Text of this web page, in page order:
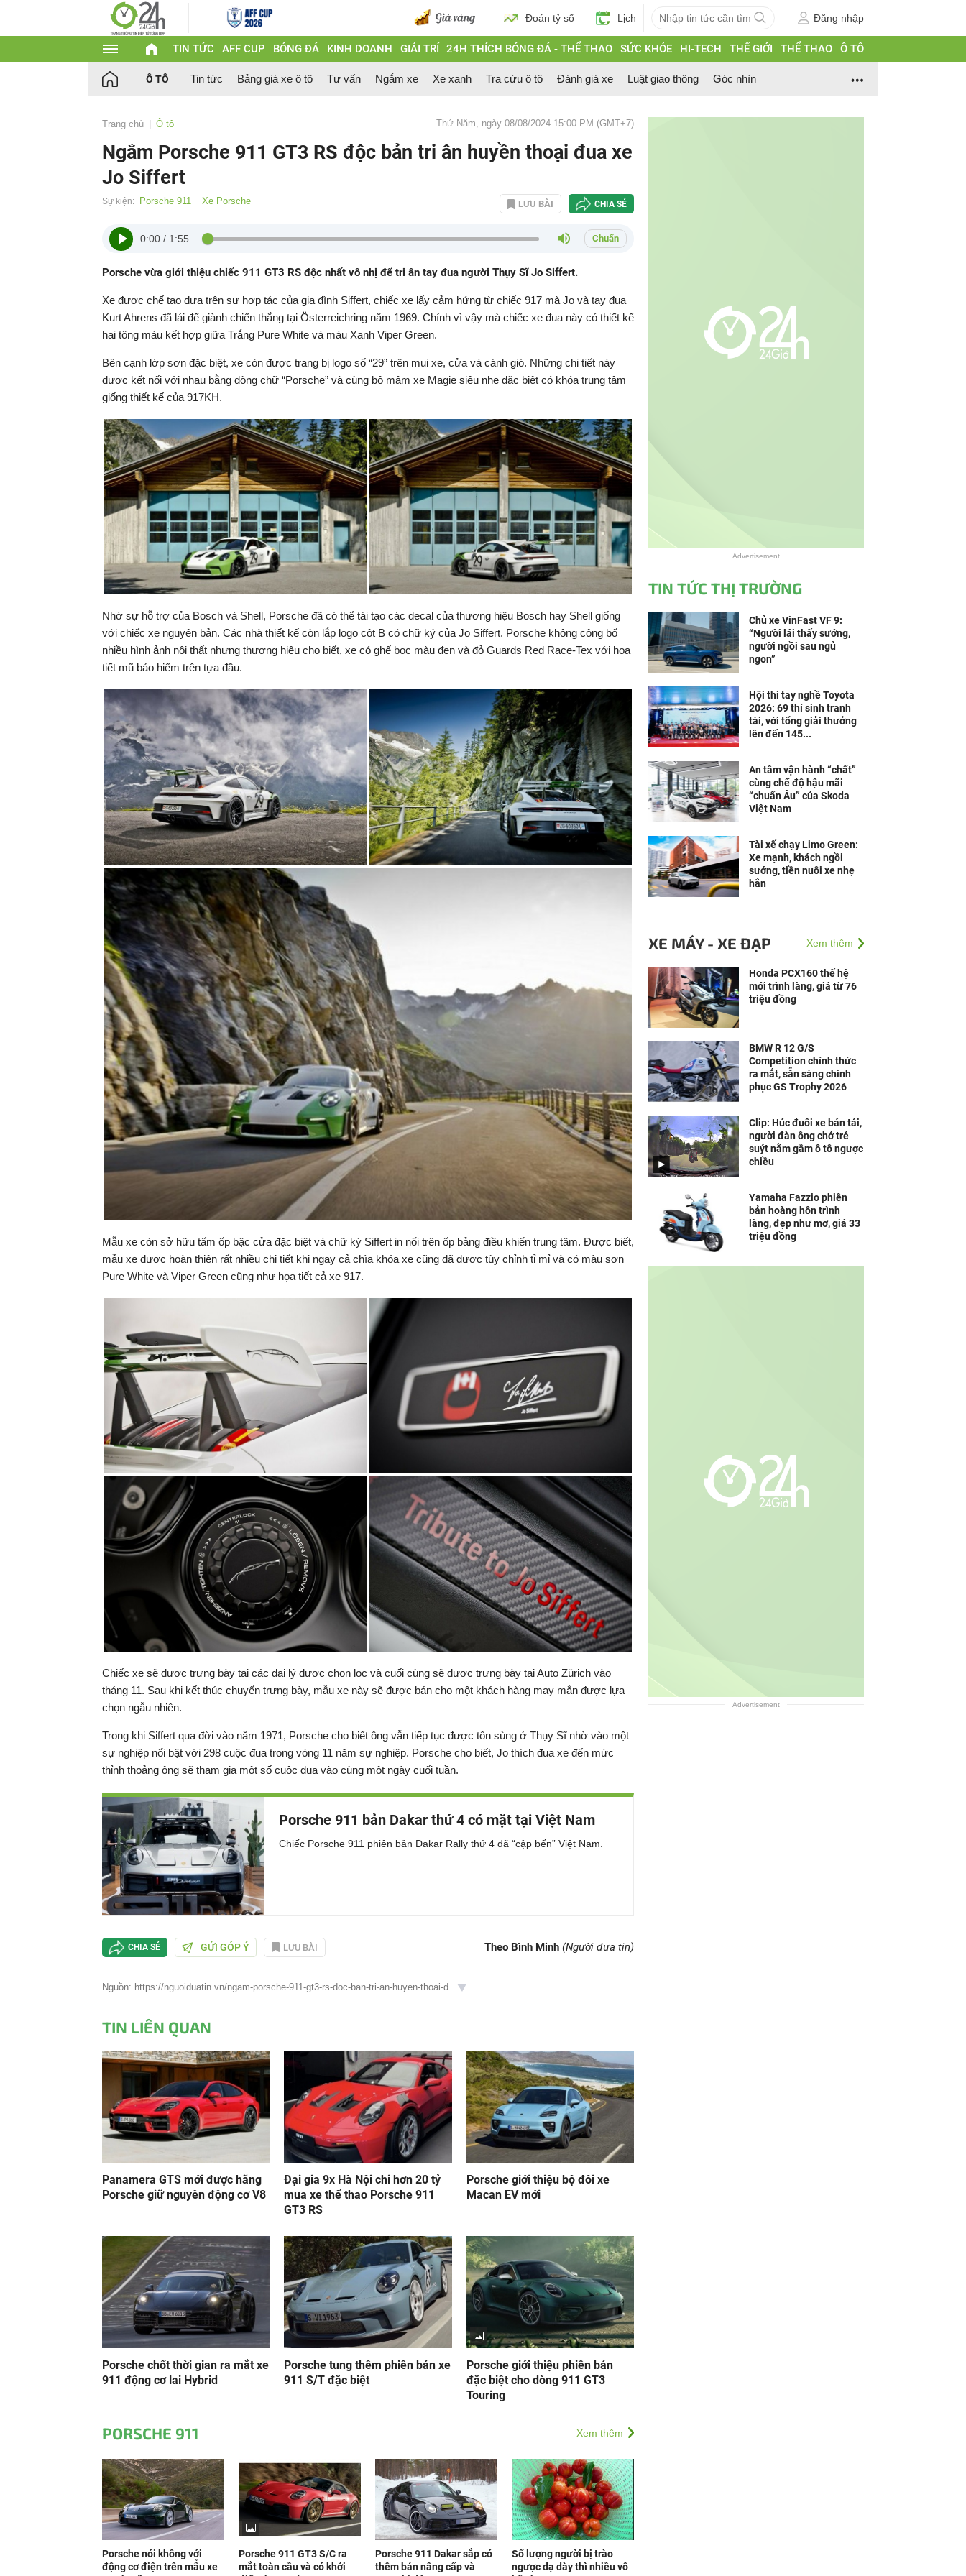
Đoán tỷ số Lịch Đăng nhập
TIN TỨC AFF CUP BÓNG ĐÁ KINH DOANH GIẢI TRÍ 24H THÍCH BÓNG ĐÁ - THỂ THAO SỨC KHỎE HI-TECH THẾ GIỚI THỂ THAO Ô TÔ
Ô TÔ Tin tức Bảng giá xe ô tô Tư vấn Ngắm xe Xe xanh Tra cứu ô tô Đánh giá xe Luật giao thông Góc nhìn
Trang chủ Ô tô Thứ Năm, ngày 08/08/2024 15:00 PM (GMT+7)
Ngắm Porsche 911 GT3 RS độc bản tri ân huyền thoại đua xe
Jo Siffert
Sự kiện: Porsche 911 Xe Porsche LƯU BÀI CHIA SẺ
0:00 / 1:55 Chuẩn
Porsche vừa giới thiệu chiếc 911 GT3 RS độc nhất vô nhị để tri ân tay đua người Thụy Sĩ Jo Siffert.
Xe được chế tạo dựa trên sự hợp tác của gia đình Siffert, chiếc xe lấy cảm hứng từ chiếc 917 mà Jo và tay đua
Kurt Ahrens đã lái để giành chiến thắng tại Österreichring năm 1969. Chính vì vậy mà chiếc xe đua này có thiết kế
hai tông màu kết hợp giữa Trắng Pure White và màu Xanh Viper Green.
Bên cạnh lớp sơn đặc biệt, xe còn được trang bị logo số “29” trên mui xe, cửa và cánh gió. Những chi tiết này
được kết nối với nhau bằng dòng chữ “Porsche” và cùng bộ mâm xe Magie siêu nhẹ đặc biệt có khóa trung tâm
giống thiết kế của 917KH.
Nhờ sự hỗ trợ của Bosch và Shell, Porsche đã có thể tái tạo các decal của thương hiệu Bosch hay Shell giống
với chiếc xe nguyên bản. Các nhà thiết kế còn lắp logo cột B có chữ ký của Jo Siffert. Porsche không công bố
nhiều hình ảnh nội thất nhưng thương hiệu cho biết, xe có ghế bọc màu đen và đỏ Guards Red Race-Tex với họa
tiết mũ bảo hiểm trên tựa đầu.
Mẫu xe còn sở hữu tấm ốp bậc cửa đặc biệt và chữ ký Siffert in nổi trên ốp bảng điều khiển trung tâm. Được biết,
mẫu xe được hoàn thiện rất nhiều chi tiết khi ngay cả chìa khóa xe cũng đã được tùy chỉnh tỉ mỉ và có màu sơn
Pure White và Viper Green cũng như họa tiết cả xe 917.
Chiếc xe sẽ được trưng bày tại các đại lý được chọn lọc và cuối cùng sẽ được trưng bày tại Auto Zürich vào
tháng 11. Sau khi kết thúc chuyến trưng bày, mẫu xe này sẽ được bán cho một khách hàng may mắn được lựa
chọn ngẫu nhiên.
Trong khi Siffert qua đời vào năm 1971, Porsche cho biết ông vẫn tiếp tục được tôn sùng ở Thụy Sĩ nhờ vào một
sự nghiệp nổi bật với 298 cuộc đua trong vòng 11 năm sự nghiệp. Porsche cho biết, Jo thích đua xe đến mức
thỉnh thoảng ông sẽ tham gia một số cuộc đua vào cùng một ngày cuối tuần.
Porsche 911 bản Dakar thứ 4 có mặt tại Việt Nam
Chiếc Porsche 911 phiên bản Dakar Rally thứ 4 đã “cập bến” Việt Nam.
CHIA SẺ GỬI GÓP Ý LƯU BÀI Theo Bình Minh (Người đưa tin)
Nguồn: https://nguoiduatin.vn/ngam-porsche-911-gt3-rs-doc-ban-tri-an-huyen-thoai-d...
TIN LIÊN QUAN
Panamera GTS mới được hãng
Porsche giữ nguyên động cơ V8
Đại gia 9x Hà Nội chi hơn 20 tỷ
mua xe thể thao Porsche 911
GT3 RS
Porsche giới thiệu bộ đôi xe
Macan EV mới
Porsche chốt thời gian ra mắt xe
911 động cơ lai Hybrid
Porsche tung thêm phiên bản xe
911 S/T đặc biệt
Porsche giới thiệu phiên bản
đặc biệt cho dòng 911 GT3
Touring
PORSCHE 911 Xem thêm
Porsche nói không với
động cơ điện trên mẫu xe
Porsche 911 GT3 S/C ra
mắt toàn cầu và có khởi
Porsche 911 Dakar sắp có
thêm bản nâng cấp và
Số lượng người bị trào
ngược dạ dày thì nhiều vô
Advertisement
TIN TỨC THỊ TRƯỜNG
Chủ xe VinFast VF 9:
“Người lái thấy sướng,
người ngồi sau ngủ
ngon”
Hội thi tay nghề Toyota
2026: 69 thí sinh tranh
tài, với tổng giải thưởng
lên đến 145...
An tâm vận hành “chất”
cùng chế độ hậu mãi
“chuẩn Âu” của Skoda
Việt Nam
Tài xế chạy Limo Green:
Xe mạnh, khách ngồi
sướng, tiền nuôi xe nhẹ
hẳn
XE MÁY - XE ĐẠP Xem thêm
Honda PCX160 thế hệ
mới trình làng, giá từ 76
triệu đồng
BMW R 12 G/S
Competition chính thức
ra mắt, sẵn sàng chinh
phục GS Trophy 2026
Clip: Húc đuôi xe bán tải,
người đàn ông chở trẻ
suýt nằm gầm ô tô ngược
chiều
Yamaha Fazzio phiên
bản hoàng hôn trình
làng, đẹp như mơ, giá 33
triệu đồng
Advertisement